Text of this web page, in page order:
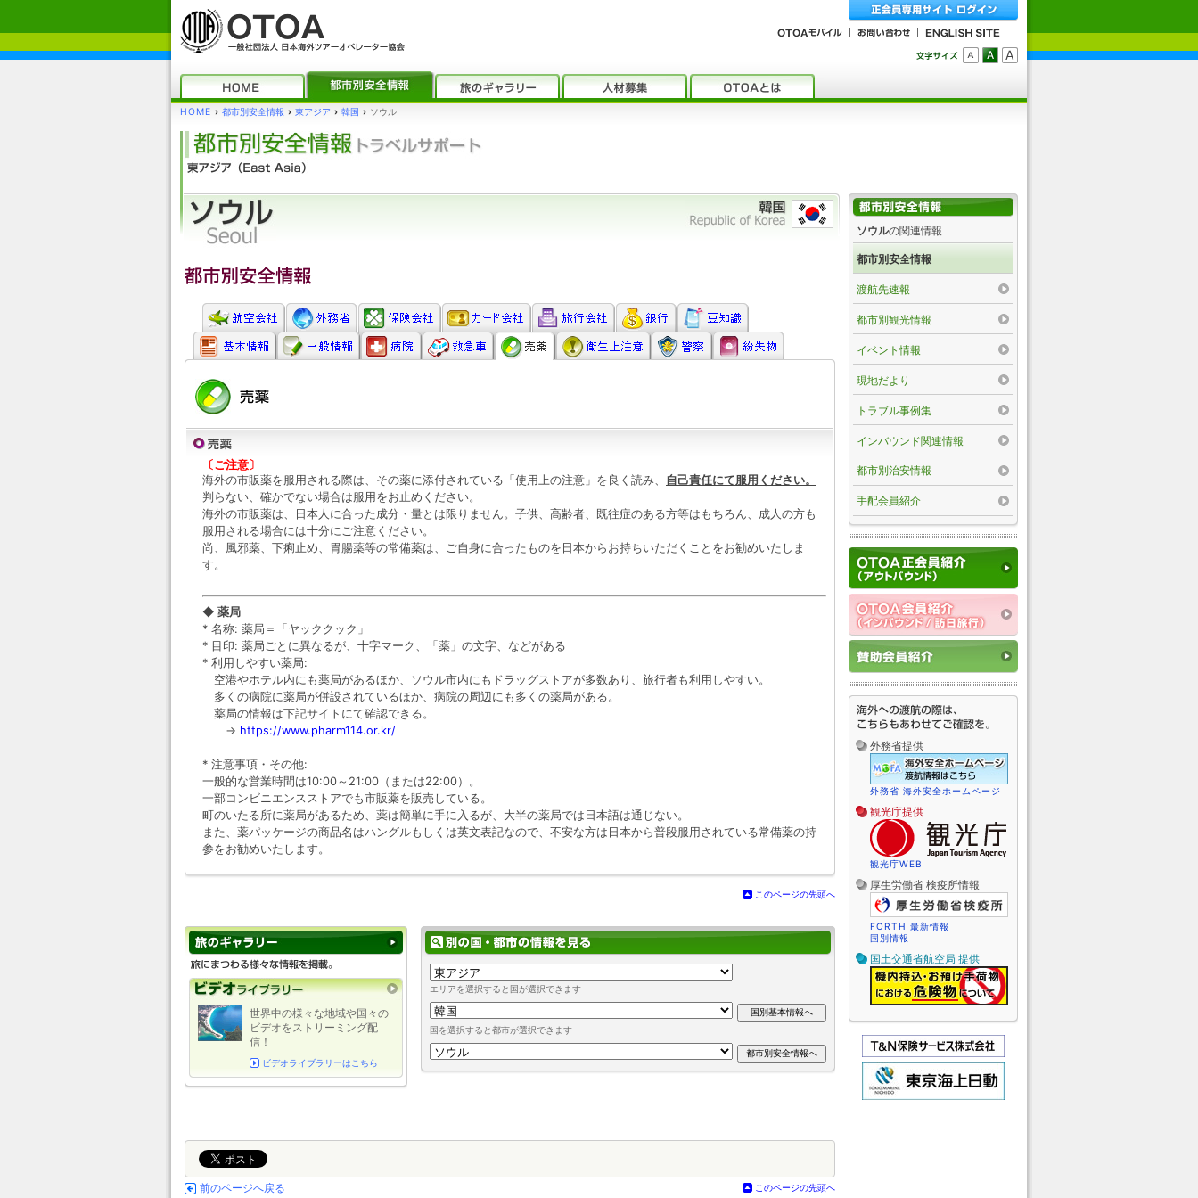
HOME › 都市別安全情報 › 東アジア › 韓国 › ソウル
〔ご注意〕
海外の市販薬を服用される際は、その薬に添付されている「使用上の注意」を良く読み、 自己責任にて服用ください。
判らない、確かでない場合は服用をお止めください。
海外の市販薬は、日本人に合った成分・量とは限りません。子供、高齢者、既往症のある方等はもちろん、成人の方も
服用される場合には十分にご注意ください。
尚、風邪薬、下痢止め、胃腸薬等の常備薬は、ご自身に合ったものを日本からお持ちいただくことをお勧めいたしま
す。
◆ 薬局
* 名称: 薬局＝「ヤッククック」
* 目印: 薬局ごとに異なるが、十字マーク、「薬」の文字、などがある
* 利用しやすい薬局:
空港やホテル内にも薬局があるほか、ソウル市内にもドラッグストアが多数あり、旅行者も利用しやすい。
多くの病院に薬局が併設されているほか、病院の周辺にも多くの薬局がある。
薬局の情報は下記サイトにて確認できる。
→ https://www.pharm114.or.kr/
* 注意事項・その他:
一般的な営業時間は10:00～21:00（または22:00）。
一部コンビニエンスストアでも市販薬を販売している。
町のいたる所に薬局があるため、薬は簡単に手に入るが、大半の薬局では日本語は通じない。
また、薬パッケージの商品名はハングルもしくは英文表記なので、不安な方は日本から普段服用されている常備薬の持
参をお勧めいたします。
このページの先頭へ
エリアを選択すると国が選択できます
国を選択すると都市が選択できます
世界中の様々な地域や国々の
ビデオをストリーミング配
信！
ビデオライブラリーはこちら
前のページへ戻る このページの先頭へ
ソウルの関連情報
都市別安全情報
渡航先速報
都市別観光情報
イベント情報
現地だより
トラブル事例集
インバウンド関連情報
都市別治安情報
手配会員紹介
外務省提供
外務省 海外安全ホームページ
観光庁提供
観光庁WEB
厚生労働省 検疫所情報
FORTH 最新情報
国別情報
国土交通省航空局 提供